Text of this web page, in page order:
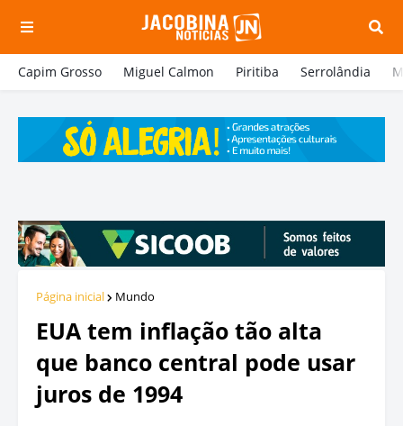
Capim Grosso Miguel Calmon Piritiba Serrolândia
Página inicial Mundo
EUA tem inflação tão alta
que banco central pode usar
juros de 1994